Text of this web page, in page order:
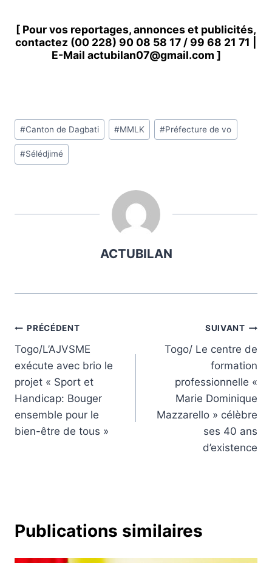
[ Pour vos reportages, annonces et publicités,
contactez (00 228) 90 08 58 17 / 99 68 21 71
E-Mail actubilan07@gmail.com ]
Étiquettes
de
la
#Canton de Dagbati #MMLK #Préfecture de vo
#Sélédjimé
ACTUBILAN
Navigation
de
l’article
PRÉCÉDENT
Togo/L’AJVSME
exécute avec brio le
projet « Sport et
Handicap: Bouger
ensemble pour le
bien-être de tous »
SUIVANT
Togo/ Le centre de
formation
professionnelle «
Marie Dominique
Mazzarello » célèbre
ses 40 ans
d’existence
Publications similaires